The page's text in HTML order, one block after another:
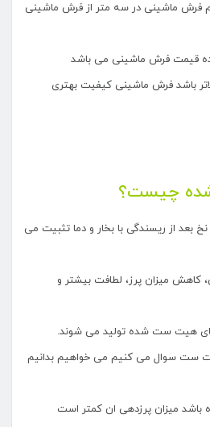
فرش ماشینی در سه متر از فرش ماشینی
قیمت فرش ماشینی می باشد
باشد فرش ماشینی کیفیت بهتری
چیست؟
از ریسندگی با بخار و دما تثبیت می
کاهش میزان پرز، لطافت بیشتر و
هیت ست شده تولید می شوند.
ست سوال می کنیم می خواهیم بدانیم
میزان پرزدهی ان کمتر است